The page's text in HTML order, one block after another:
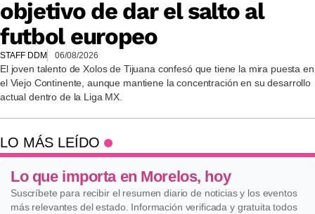
objetivo de dar el salto al
futbol europeo
STAFF DDM 06/08/2026
El joven talento de Xolos de Tijuana confesó que tiene la mira puesta en
el Viejo Continente, aunque mantiene la concentración en su desarrollo
actual dentro de la Liga MX.
LO MÁS LEÍDO
Lo que importa en Morelos, hoy
Suscríbete para recibir el resumen diario de noticias y los eventos
más relevantes del estado. Información verificada y gratuita todos